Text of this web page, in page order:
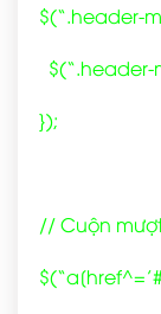
$(“.header-
$(“.header-
});
// Cuộn